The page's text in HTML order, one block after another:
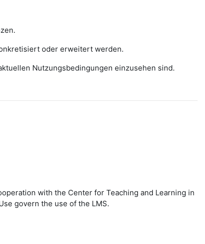
oder erweitert werden.
Nutzungsbedingungen einzusehen sind.
with the Center for Teaching and Learning in
govern the use of the LMS.